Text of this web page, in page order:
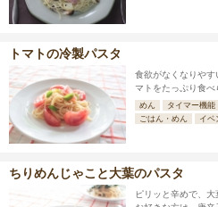
トマトの冷製パスタ
食欲がなくなりや
マトをたっぷり食べ
めん タイマー機能
ごはん・めん
イベ
ちりめんじゃこと大葉のパスタ
ピリッと辛めで、